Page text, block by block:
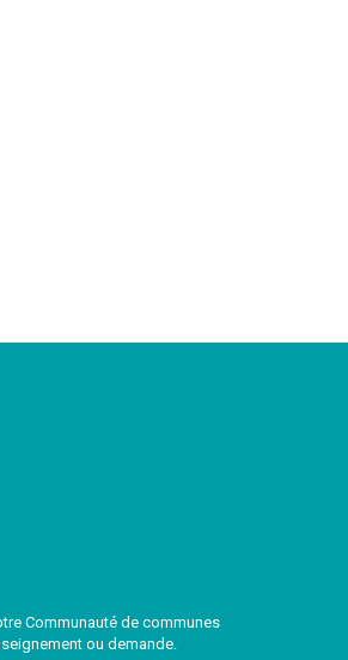
Communauté de communes
ou demande.